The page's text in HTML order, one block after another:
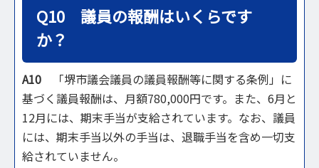
Q10 議員の報酬はいくらです
か？
A10 「堺市議会議員の議員報酬等に関する条例」に
基づく議員報酬は、月額780,000円です。また、6月と
12月には、期末手当が支給されています。なお、議員
には、期末手当以外の手当は、退職手当を含め一切支
給されていません。